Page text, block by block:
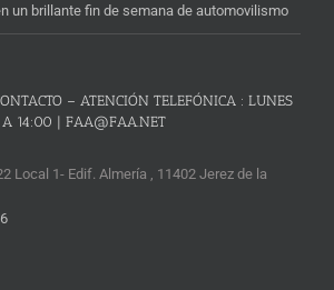
un brillante fin de semana de automovilismo
– ATENCIÓN TELEFÓNICA : LUNES
14:00 | FAA@FAA.NET
Local 1- Edif. Almería , 11402 Jerez de la